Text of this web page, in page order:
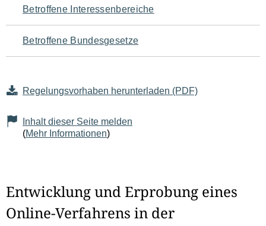
Seiteninhalt
Betroffene Interessenbereiche
Betroffene Bundesgesetze
Regelungsvorhaben herunterladen (PDF)
Inhalt dieser Seite melden
(Mehr Informationen)
Entwicklung und Erprobung eines
Online-Verfahrens in der